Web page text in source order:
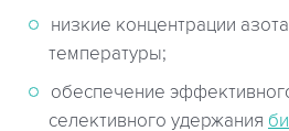
низкие концентрации
температуры;
обеспечение
селективного удержания